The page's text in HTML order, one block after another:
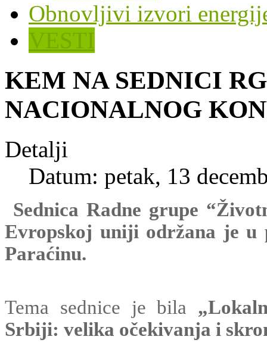
Obnovljivi izvori
VESTI
KEM NA SEDNICI
NACIONALNOG
Detalji
Datum: petak, 13
Sednica Radne grupe
Evropskoj uniji održana je u
Paraćinu.
Tema sednice je bila
Srbiji: velika očekivanja i